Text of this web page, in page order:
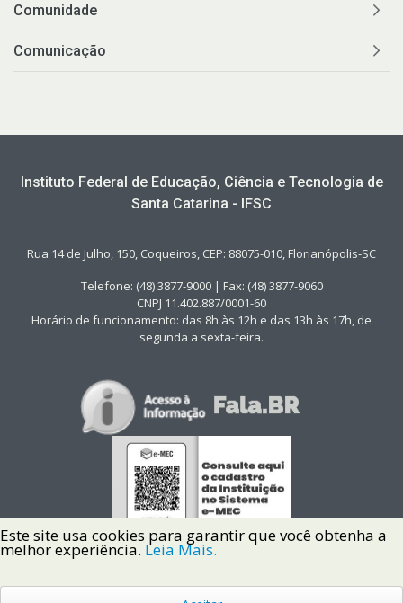
Comunidade
Comunicação
Instituto Federal de Educação, Ciência e Tecnologia de
Santa Catarina - IFSC
Rua 14 de Julho, 150, Coqueiros, CEP: 88075-010, Florianópolis-SC
Telefone: (48) 3877-9000 | Fax: (48) 3877-9060
CNPJ 11.402.887/0001-60
Horário de funcionamento: das 8h às 12h e das 13h às 17h, de
segunda a sexta-feira.
Este site usa cookies para garantir que você obtenha a
melhor experiência. Leia Mais.